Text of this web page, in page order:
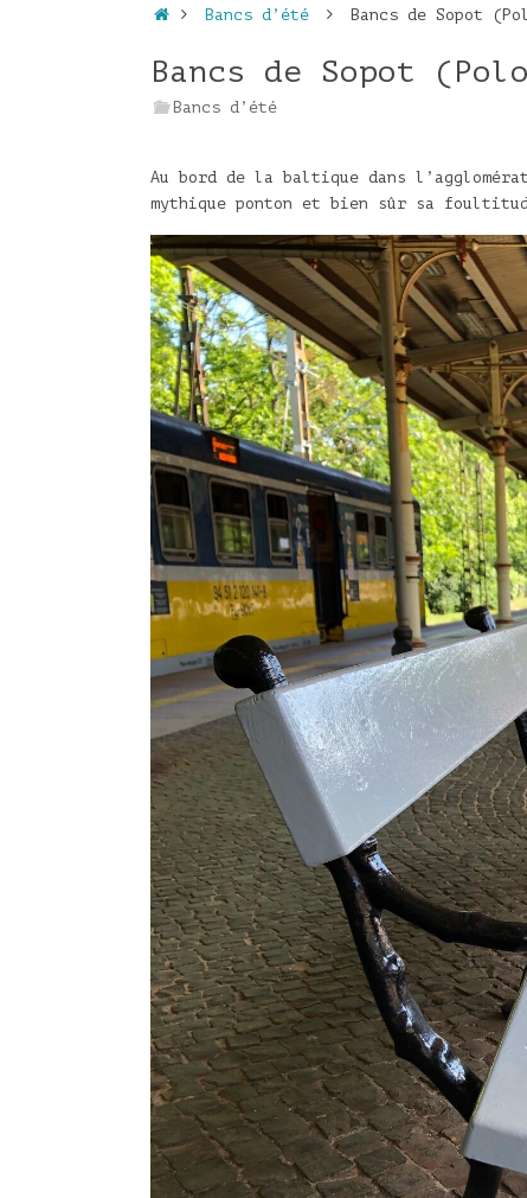
Accueil
Bancs d’été Bancs de Sopot
Bancs de Sopot
Bancs d’été
Au bord de la baltique dans
mythique ponton et bien sûr sa